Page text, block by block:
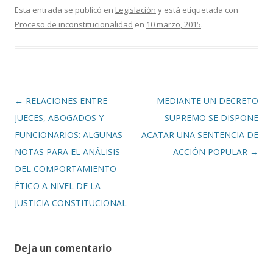
e
b
k
itt
er
m
p
r
Esta entrada se publicó en Legislación y está etiquetada con
Proceso de inconstitucionalidad en 10 marzo, 2015.
Navegación
de
entradas
← RELACIONES ENTRE
JUECES, ABOGADOS Y
FUNCIONARIOS: ALGUNAS
NOTAS PARA EL ANÁLISIS
DEL COMPORTAMIENTO
ÉTICO A NIVEL DE LA
JUSTICIA CONSTITUCIONAL
MEDIANTE UN DECRETO
SUPREMO SE DISPONE
ACATAR UNA SENTENCIA DE
ACCIÓN POPULAR →
Deja un comentario